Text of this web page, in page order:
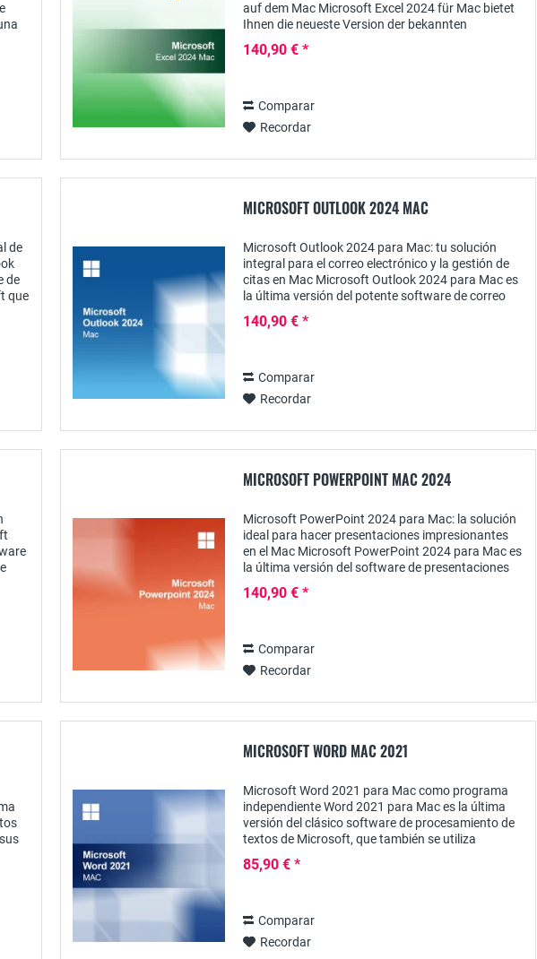
auf dem Mac Microsoft Excel 2024 für Mac bietet
Ihnen die neueste Version der bekannten
140,90 € *
Comparar
Recordar
de
de
que
MICROSOFT OUTLOOK 2024 MAC
Microsoft Outlook 2024 para Mac: tu solución
integral para el correo electrónico y la gestión de
citas en Mac Microsoft Outlook 2024 para Mac es
la última versión del potente software de correo
140,90 € *
Comparar
Recordar
MICROSOFT POWERPOINT MAC 2024
Microsoft PowerPoint 2024 para Mac: la solución
ideal para hacer presentaciones impresionantes
en el Mac Microsoft PowerPoint 2024 para Mac es
la última versión del software de presentaciones
140,90 € *
Comparar
Recordar
MICROSOFT WORD MAC 2021
Microsoft Word 2021 para Mac como programa
independiente Word 2021 para Mac es la última
versión del clásico software de procesamiento de
textos de Microsoft, que también se utiliza
versátil...
85,90 € *
Comparar
Recordar